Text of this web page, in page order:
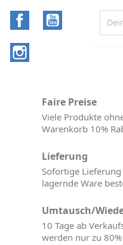
Facebook
Faire Preise
Viele Produkte
Warenkorb 10%
Lieferung
Sofortige
lagernde Ware
Umtausch/
10 Tage ab
werden nur zu